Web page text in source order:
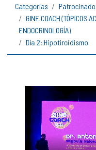
Categorías
GINE COACH (TÓPICOS
ENDOCRINOLOGÍA)
Día 2: Hipotiroidismo